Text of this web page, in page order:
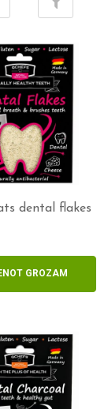
dental flakes
GROZAM